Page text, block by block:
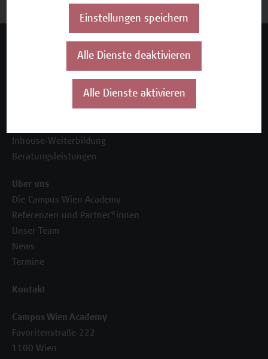
Unser Angebot
Inhouse-Weiterbildung
Beratungsleistungen
Über uns
Die Campus Wien Academy
Referenzen und Partner*innen
Unser Team
News
Termine
Kontakt
Campus Wien Academy
Favoritenstraße 222
1100 Wien
Einstellungen speichern
Alle Dienste deaktivieren
Alle Dienste aktivieren